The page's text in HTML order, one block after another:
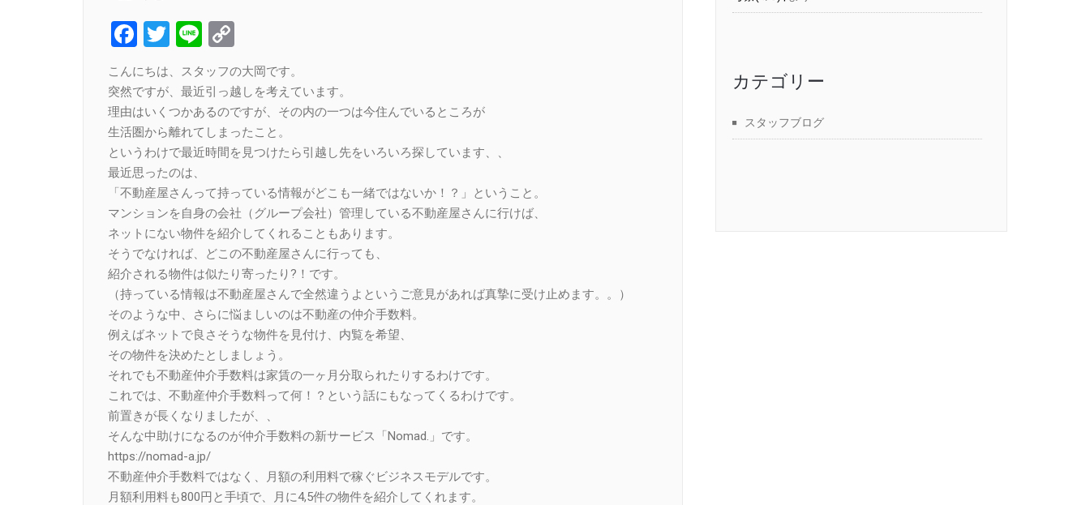
Facebook
Twitter
Line
Link
こんにちは、スタッフの大岡です。
突然ですが、最近引っ越しを考えています。
理由はいくつかあるのですが、その内の一つは今住んでいるところが
生活圏から離れてしまったこと。
というわけで最近時間を見つけたら引越し先をいろいろ探しています、、
最近思ったのは、
「不動産屋さんって持っている情報がどこも一緒ではないか！？」ということ。
マンションを自身の会社（グループ会社）管理している不動産屋さんに行けば、
ネットにない物件を紹介してくれることもあります。
そうでなければ、どこの不動産屋さんに行っても、
紹介される物件は似たり寄ったり?！です。
（持っている情報は不動産屋さんで全然違うよというご意見があれば真摯に受け止めます。。）
そのような中、さらに悩ましいのは不動産の仲介手数料。
例えばネットで良さそうな物件を見付け、内覧を希望、
その物件を決めたとしましょう。
それでも不動産仲介手数料は家賃の一ヶ月分取られたりするわけです。
これでは、不動産仲介手数料って何！？という話にもなってくるわけです。
前置きが長くなりましたが、、
そんな中助けになるのが仲介手数料の新サービス「Nomad.」です。
https://nomad-a.jp/
不動産仲介手数料ではなく、月額の利用料で稼ぐビジネスモデルです。
月額利用料も800円と手頃で、月に4,5件の物件を紹介してくれます。
カテゴリー
スタッフブログ